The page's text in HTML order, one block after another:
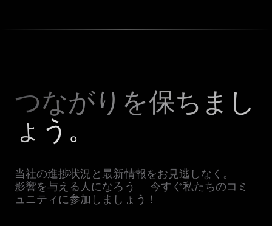
つながりを保ちまし
ょう。
当社の進捗状況と最新情報をお見逃しなく。
影響を与える人になろう — 今すぐ私たちのコミ
ュニティに参加しましょう！